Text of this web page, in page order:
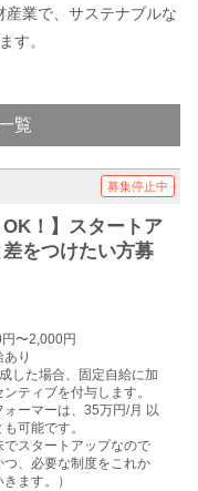
業で、サステナブルな
す。
覧
募集停止中
OK！】スタートア
をつけたい方募
〜2,000円
り
した場合、固定自給に加
ンティブを付与します。
ォーマーは、35万円/月 以
可能です。
でスタートアップなので
つ、必要な制度をこれか
ます。）